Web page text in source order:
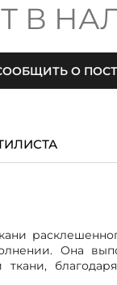
В
О
Она
ткани,
многослойный